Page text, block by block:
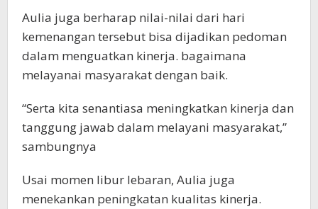
Aulia juga berharap nilai-nilai dari hari
kemenangan tersebut bisa dijadikan pedoman
dalam menguatkan kinerja. bagaimana
melayanai masyarakat dengan baik.
“Serta kita senantiasa meningkatkan kinerja dan
tanggung jawab dalam melayani masyarakat,”
sambungnya
Usai momen libur lebaran, Aulia juga
menekankan peningkatan kualitas kinerja.